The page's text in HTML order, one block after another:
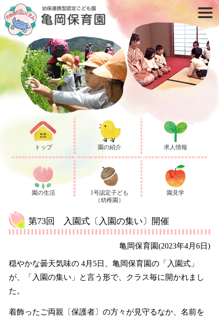
トップ 園の紹介 求人情報
園の生活
1号認定子ども
（幼稚園）
園見学
第73回 入園式〔入園の集い〕開催
亀岡保育園(2023年4月6日)
穏やかな曇天気味の 4月5日、亀岡保育園の「入園式」
が、「入園の集い」と言う形で、クラス毎に開かれまし
た。
着飾ったご両親〔保護者〕の方々が見守るなか、名前を